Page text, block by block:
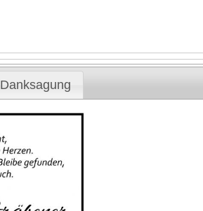
Danksagung